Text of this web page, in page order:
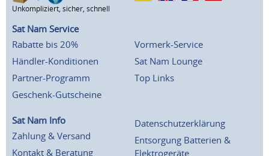
Unkompliziert, sicher, schnell
Sat Nam Service
Rabatte bis 20%
Händler-Konditionen
Partner-Programm
Geschenk-Gutscheine
Vormerk-Service
Sat Nam Lounge
Top Links
Sat Nam Info
Zahlung & Versand
Kontakt & Beratung
Datenschutzerklärung
Entsorgung Batterien &
Elektrogeräte